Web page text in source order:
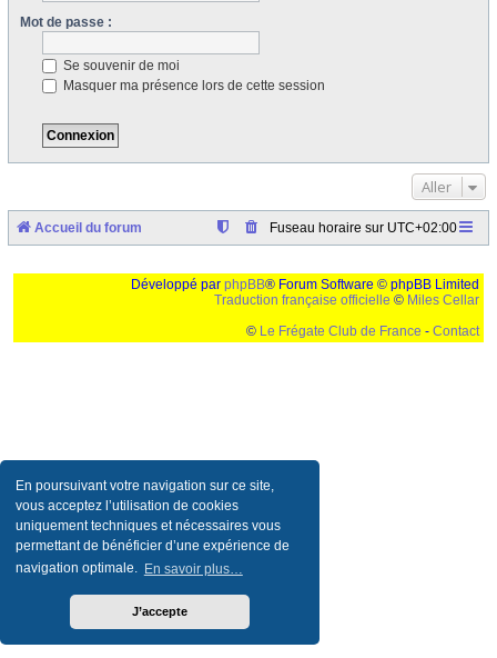
En poursuivant votre navigation sur ce site,
vous acceptez l’utilisation de cookies
uniquement techniques et nécessaires vous
permettant de bénéficier d’une expérience de
navigation optimale. En savoir plus…
J’accepte
Mot de passe :
Se souvenir de moi
Masquer ma présence lors de cette session
Aller
Accueil du forum Fuseau horaire sur UTC+02:00
Développé par phpBB® Forum Software © phpBB Limited
Traduction française officielle © Miles Cellar
© Le Frégate Club de France - Contact